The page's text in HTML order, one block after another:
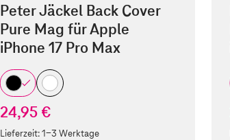
Peter Jäckel Back Cover
Pure Mag für Apple
iPhone 17 Pro Max
24,95 €
Lieferzeit:1-3 Werktage